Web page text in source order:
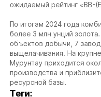
ожидаемый рейтинг «BB-
По итогам 2024 года
более 3 млн унций
объектов добычи, 7
выщелачивания. На
Мурунтау приходится
производства и
ресурсной базы.
Теги: